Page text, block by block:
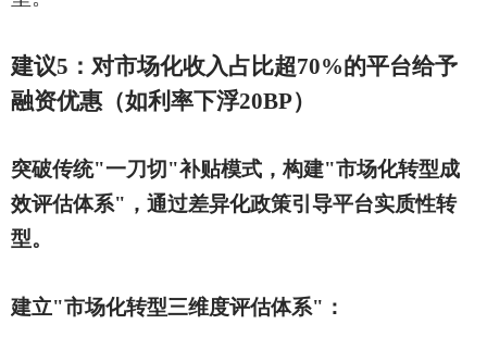
建议5：对市场化收入占比超70%的平台给予
融资优惠（如利率下浮20BP）
突破传统"一刀切"补贴模式，构建"市场化转型成
效评估体系"，通过差异化政策引导平台实质性转
型。
建立"市场化转型三维度评估体系"：